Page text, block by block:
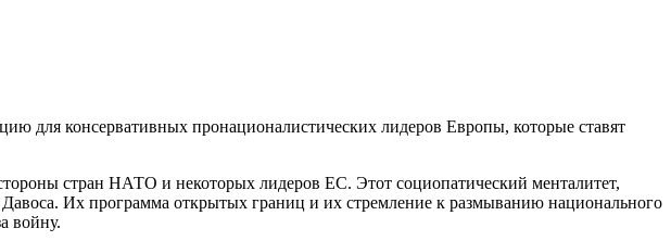
для консервативных пронационалистических лидеров Европы, которые ставят
стран НАТО и некоторых лидеров ЕС. Этот социопатический менталитет,
Их программа открытых границ и их стремление к размыванию национального
войну.